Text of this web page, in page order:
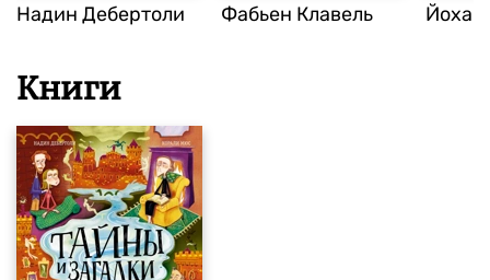
Надин Дебертоли Фабьен Клавель Йохан
Книги